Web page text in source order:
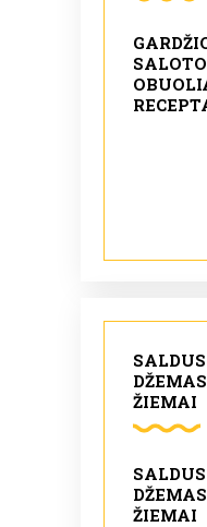
ŽIEMAI
ŽIEMAI